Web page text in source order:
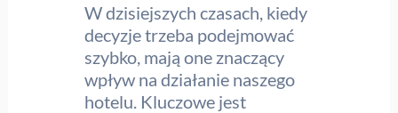
W dzisiejszych czasach, kiedy
decyzje trzeba podejmować
szybko, mają one znaczący
wpływ na działanie naszego
hotelu. Kluczowe jest